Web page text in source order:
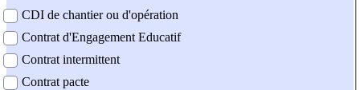
CDI de chantier ou d'opération
Contrat d'Engagement Educatif
Contrat intermittent
Contrat pacte